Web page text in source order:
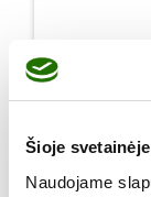
Šioje
Naudojame